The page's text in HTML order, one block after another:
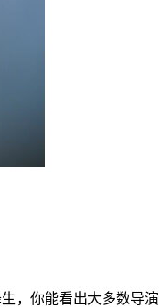
，你能看出大多数导演